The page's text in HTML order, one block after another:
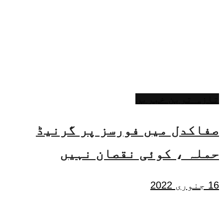
صفاکدل میں فورسز پر گرنیڈ
حملہ ، کوئی نقصان نہیں
16 جنوری 2022